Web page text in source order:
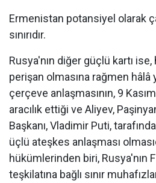
Ermenistan potansiyel olarak
sınırıdır.
Rusya'nın diğer güçlü kartı
perişan olmasına rağmen
çerçeve anlaşmasının, 9
aracılık ettiği ve Aliyev,
Başkanı, Vladimir Puti,
üçlü ateşkes anlaşması
hükümlerinden biri, Rusya'nın
teşkilatına bağlı sınır